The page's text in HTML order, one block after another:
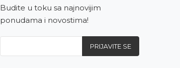
Budite u toku sa najnovijim
ponudama i novostima!
PRIJAVITE SE